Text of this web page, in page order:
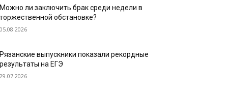
Можно ли заключить брак среди недели в
торжественной обстановке?
05.08.2026
Рязанские выпускники показали рекордные
результаты на ЕГЭ
29.07.2026